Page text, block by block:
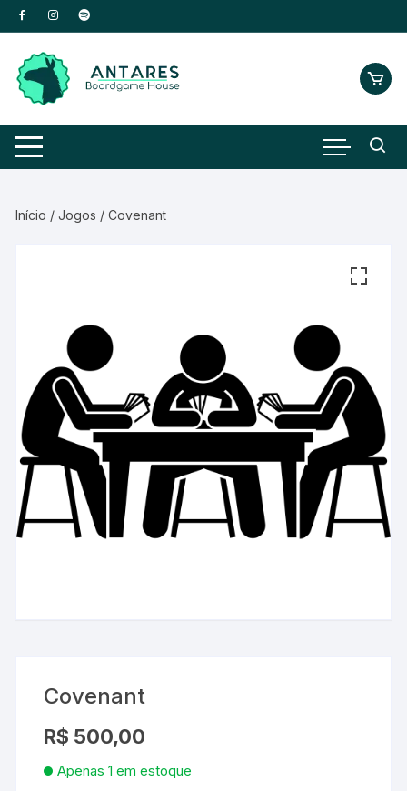
Início /Jogos / Covenant
Covenant
R$ 500,00
Apenas 1 em estoque